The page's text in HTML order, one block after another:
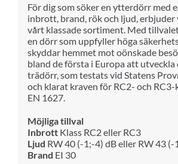
För dig som söker en ytterdörr med
inbrott, brand, rök och ljud, erbjuder
vårt klassade sortiment. Med
en dörr som uppfyller höga
skyddar hemmet mot oönskade
bland de första i Europa att utveckla
trädörr, som testats vid Statens
och klarat kraven för RC2- och
EN 1627.
Möjliga tillval
InbrottKlass RC2 eller RC3
Ljud RW 40 (-1;-4) dB eller RW 43 (-
Brand EI 30